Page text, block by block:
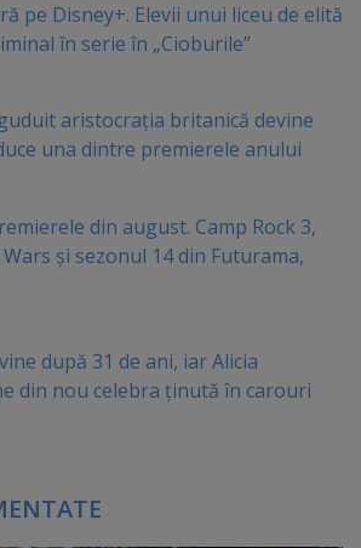
pe Disney+. Elevii unui liceu de elită
în serie în „Cioburile”
aristocrația britanică devine
una dintre premierele anului
din august. Camp Rock 3,
și sezonul 14 din Futurama,
după 31 de ani, iar Alicia
din nou celebra ținută în carouri